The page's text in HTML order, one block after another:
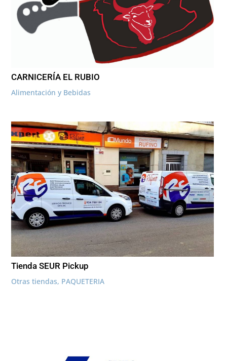
CARNICERÍA EL RUBIO
Alimentación y Bebidas
Tienda SEUR Pickup
Otras tiendas, PAQUETERIA